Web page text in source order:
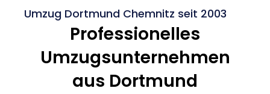
Umzug Dortmund Chemnitz seit 2003
Professionelles
Umzugsunternehmen
aus Dortmund